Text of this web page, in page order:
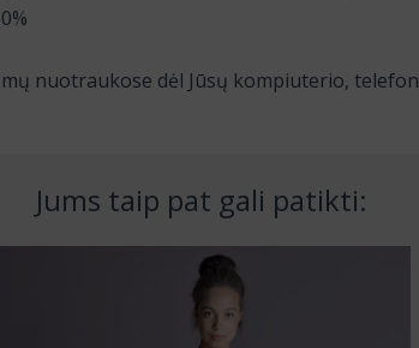
nuotraukose dėl Jūsų kompiuterio,
Jums taip pat gali patikti: